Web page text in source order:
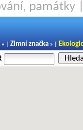
památky
» | Zimní značka » |